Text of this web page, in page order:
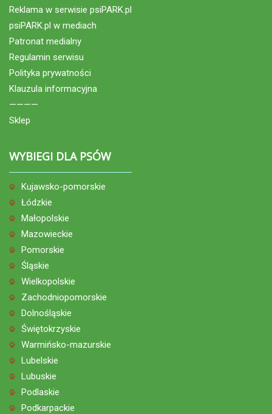
Reklama w serwisie psiPARK.pl
psiPARK.pl w mediach
Patronat medialny
Regulamin serwisu
Polityka prywatności
Klauzula informacyjna
————
Sklep
WYBIEGI DLA PSÓW
Kujawsko-pomorskie
Łódzkie
Małopolskie
Mazowieckie
Pomorskie
Śląskie
Wielkopolskie
Zachodniopomorskie
Dolnośląskie
Świętokrzyskie
Warmińsko-mazurskie
Lubelskie
Lubuskie
Podlaskie
Podkarpackie